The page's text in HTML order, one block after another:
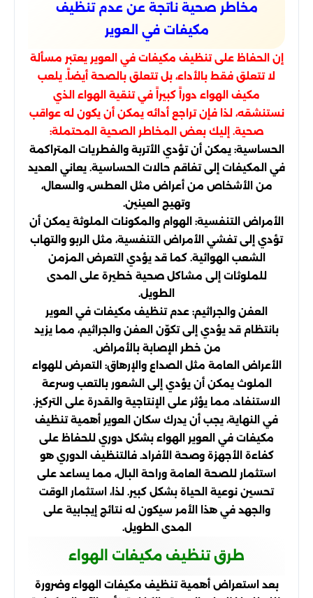
مخاطر صحية ناتجة عن عدم تنظيف
مكيفات في العوير
إن الحفاظ على تنظيف مكيفات في العوير يعتبر مسألة
لا تتعلق فقط بالأداء، بل تتعلق بالصحة أيضاً. يلعب
مكيف الهواء دوراً كبيراً في تنقية الهواء الذي
نستنشقه، لذا فإن تراجع أدائه يمكن أن يكون له عواقب
صحية. إليك بعض المخاطر الصحية المحتملة:
الحساسية: يمكن أن تؤدي الأتربة والفطريات المتراكمة
في المكيفات إلى تفاقم حالات الحساسية. يعاني العديد
من الأشخاص من أعراض مثل العطس، والسعال،
وتهيج العينين.
الأمراض التنفسية: الهوام والمكونات الملوثة يمكن أن
تؤدي إلى تفشي الأمراض التنفسية، مثل الربو والتهاب
الشعب الهوائية. كما قد يؤدي التعرض المزمن
للملوثات إلى مشاكل صحية خطيرة على المدى
الطويل.
العفن والجراثيم: عدم تنظيف مكيفات في العوير
بانتظام قد يؤدي إلى تكوّن العفن والجراثيم، مما يزيد
من خطر الإصابة بالأمراض.
الأعراض العامة مثل الصداع والإرهاق: التعرض للهواء
الملوث يمكن أن يؤدي إلى الشعور بالتعب وسرعة
الاستنفاد، مما يؤثر على الإنتاجية والقدرة على التركيز.
في النهاية، يجب أن يدرك سكان العوير أهمية تنظيف
مكيفات في العوير الهواء بشكل دوري للحفاظ على
كفاءة الأجهزة وصحة الأفراد. فالتنظيف الدوري هو
استثمار للصحة العامة وراحة البال، مما يساعد على
تحسين نوعية الحياة بشكل كبير. لذا، استثمار الوقت
والجهد في هذا الأمر سيكون له نتائج إيجابية على
المدى الطويل.
طرق تنظيف مكيفات الهواء
بعد استعراض أهمية تنظيف مكيفات الهواء وضرورة